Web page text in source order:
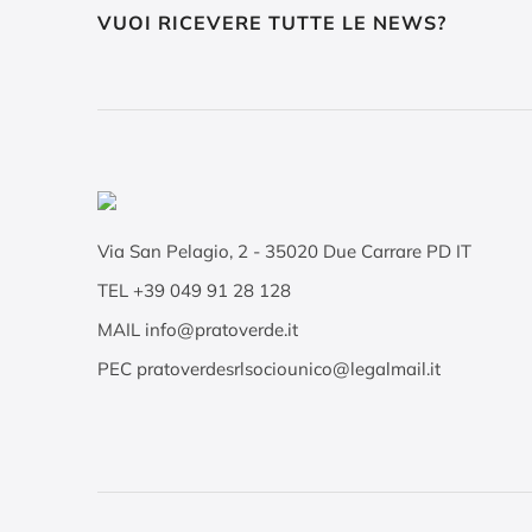
VUOI RICEVERE TUTTE LE NEWS?
Via San Pelagio, 2 - 35020 Due Carrare PD IT
TEL+39 049 91 28 128
MAIL info@pratoverde.it
PEC pratoverdesrlsociounico@legalmail.it